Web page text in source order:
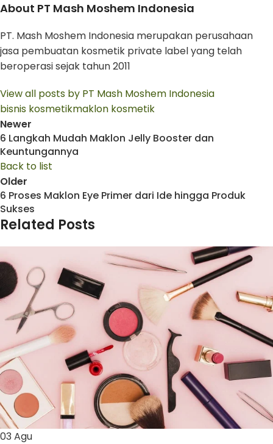
About PT Mash Moshem Indonesia
PT. Mash Moshem Indonesia merupakan perusahaan
jasa pembuatan kosmetik private label yang telah
beroperasi sejak tahun 2011
View all posts by PT Mash Moshem Indonesia
bisnis kosmetikmaklon kosmetik
Newer
6 Langkah Mudah Maklon Jelly Booster dan
Keuntungannya
Back to list
Older
6 Proses Maklon Eye Primer dari Ide hingga Produk
Sukses
Related Posts
03 Agu